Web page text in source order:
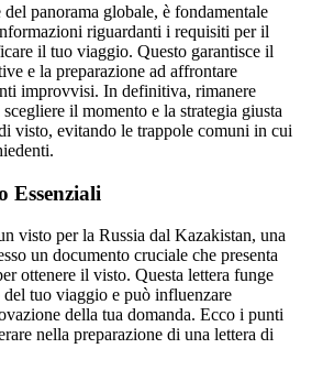
panorama globale, è fondamentale
riguardanti i requisiti per il
il tuo viaggio. Questo garantisce il
e la preparazione ad affrontare
improvvisi. In definitiva, rimanere
il momento e la strategia giusta
visto, evitando le trappole comuni in cui
Essenziali
visto per la Russia dal Kazakistan, una
un documento cruciale che presenta
ottenere il visto. Questa lettera funge
tuo viaggio e può influenzare
della tua domanda. Ecco i punti
nella preparazione di una lettera di